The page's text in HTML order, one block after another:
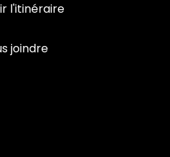
l'itinéraire
joindre